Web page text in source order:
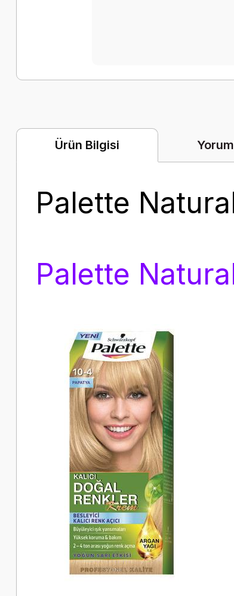
Ürün Bilgisi
Palette
Palette